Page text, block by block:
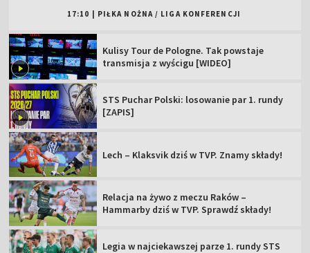
17:10 PIŁKA NOŻNA / LIGA KONFERENCJI
Kulisy Tour de Pologne. Tak powstaje
transmisja z wyścigu [WIDEO]
STS Puchar Polski: losowanie par 1. rundy
[ZAPIS]
Lech – Klaksvik dziś w TVP. Znamy składy!
Relacja na żywo z meczu Raków –
Hammarby dziś w TVP. Sprawdź składy!
Legia w najciekawszej parze 1. rundy STS